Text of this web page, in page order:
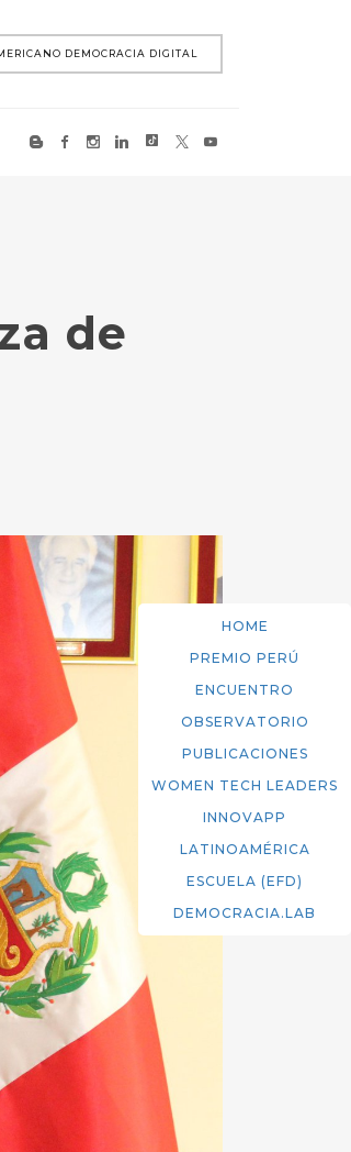
DEMOCRACIA DIGITAL
HOME
PREMIO PERÚ
ENCUENTRO
OBSERVATORIO
PUBLICACIONES
WOMEN TECH LEADERS
INNOVAPP
LATINOAMÉRICA
ESCUELA (EFD)
DEMOCRACIA.LAB
de